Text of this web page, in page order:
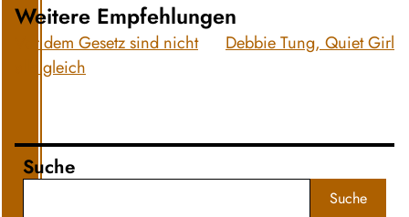
Weitere Empfehlungen
Vor dem Gesetz sind nicht
alle gleich
Debbie Tung, Quiet Girl
Suche
Suche